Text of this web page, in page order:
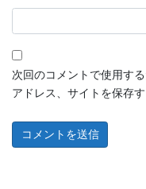
次回のコメントで使用す
アドレス、サイトを保存す